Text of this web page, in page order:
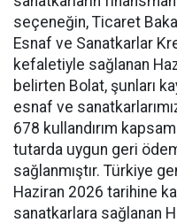
seçeneğin, Ticaret
Esnaf ve Sanatkarlar
kefaletiyle sağlanan
belirten Bolat, şunları
esnaf ve
678 kullandırım
tutarda uygun geri
sağlanmıştır. Türkiye
Haziran 2026 tarihine
sanatkarlara sağlanan